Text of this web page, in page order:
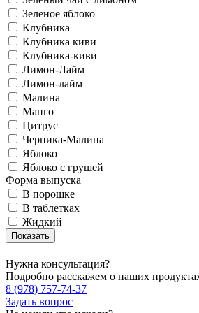
Зеленое яблоко
Клубника
Клубника киви
Клубника-киви
Лимон-Лайм
Лимон-лайм
Малина
Манго
Цитрус
Черника-Малина
Яблоко
Яблоко с грушей
Форма выпуска
В порошке
В таблетках
Жидкий
Нужна консультация?
Подробно расскажем о наших
8 (978) 757-74-37
Задать вопрос